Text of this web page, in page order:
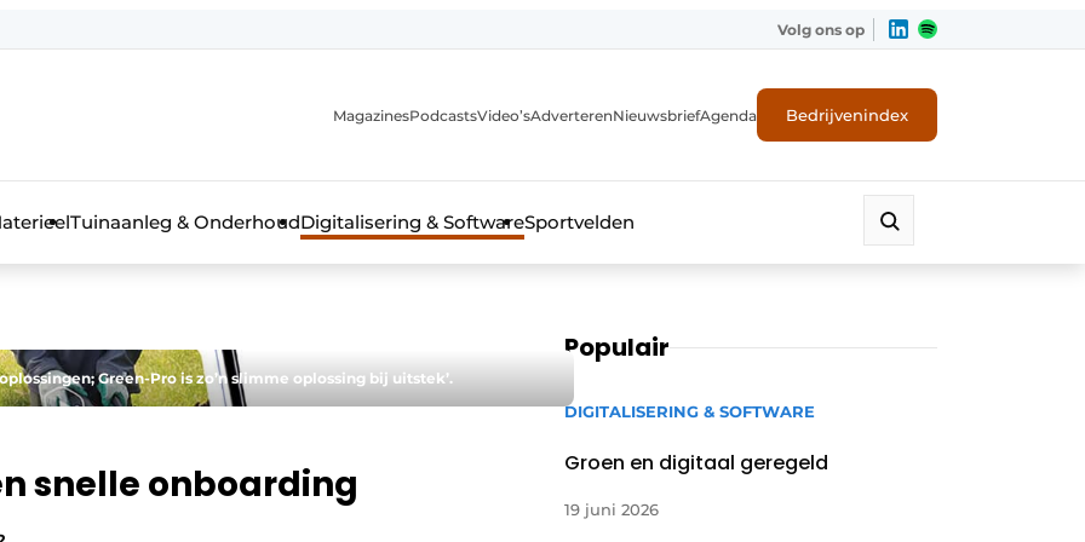
Volg ons op
MagazinesPodcastsVideo’sAdverterenNieuwsbriefAgenda Bedrijvenindex
Tuinaanleg & OnderhoudDigitalisering & SoftwareSportvelden
Green-Pro is zo’n slimme oplossing bij uitstek’.
snelle onboarding
Populair
DIGITALISERING & SOFTWARE
Groen en digitaal geregeld
19 juni 2026